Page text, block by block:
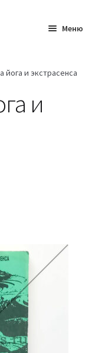
Меню
йога и экстрасенса
и